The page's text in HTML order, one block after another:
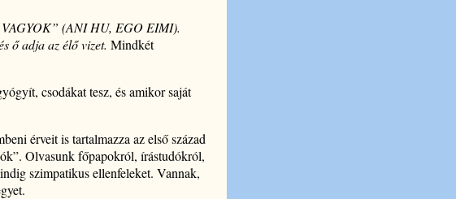
(ANI HU, EGO EIMI).
ő adja az élővizet. Mindkét
csodákat tesz, és amikor saját
érveit is tartalmazza az első század
Olvasunk főpapokról, írástudókról,
szimpatikus ellenfeleket. Vannak,